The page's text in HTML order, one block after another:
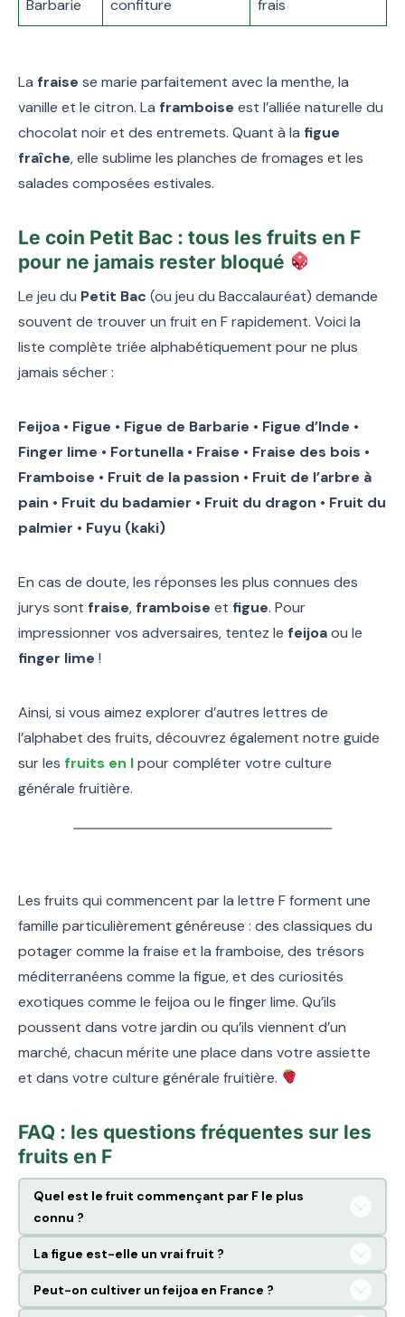
Barbarie confiture frais
La fraise se marie parfaitement avec la menthe, la
vanille et le citron. La framboise est l’alliée naturelle du
chocolat noir et des entremets. Quant à la figue
fraîche, elle sublime les planches de fromages et les
salades composées estivales.
Le coin Petit Bac : tous les fruits en F
pour ne jamais rester bloqué
Le jeu du Petit Bac (ou jeu du Baccalauréat) demande
souvent de trouver un fruit en F rapidement. Voici la
liste complète triée alphabétiquement pour ne plus
jamais sécher :
Feijoa • Figue • Figue de Barbarie • Figue d’Inde •
Finger lime • Fortunella • Fraise • Fraise des bois •
Framboise • Fruit de la passion • Fruit de l’arbre à
pain • Fruit du badamier • Fruit du dragon • Fruit du
palmier • Fuyu (kaki)
En cas de doute, les réponses les plus connues des
jurys sont fraise, framboise et figue. Pour
impressionner vos adversaires, tentez le feijoaou le
finger lime !
Ainsi, si vous aimez explorer d’autres lettres de
l’alphabet des fruits, découvrez également notre guide
sur les fruits en Ipour compléter votre culture
générale fruitière.
Les fruits qui commencent par la lettre F forment une
famille particulièrement généreuse : des classiques du
potager comme la fraise et la framboise, des trésors
méditerranéens comme la figue, et des curiosités
exotiques comme le feijoa ou le finger lime. Qu’ils
poussent dans votre jardin ou qu’ils viennent d’un
marché, chacun mérite une place dans votre assiette
et dans votre culture générale fruitière.
FAQ : les questions fréquentes sur les
fruits en F
Quel est le fruit commençant par F le plus
connu ?
La figue est-elle un vrai fruit ?
Peut-on cultiver un feijoa en France ?